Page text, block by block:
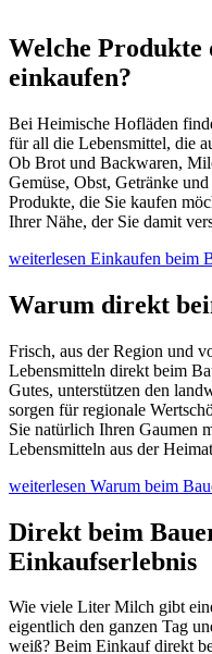
Welche
einkaufen?
Bei Heimische Hofläden
für all die Lebensmittel, die
Ob Brot und Backwaren,
Gemüse, Obst, Getränke
Produkte, die Sie kaufen
Ihrer Nähe, der Sie damit
weiterlesen Einkaufen beim
Warum direkt
Frisch, aus der Region und
Lebensmitteln direkt beim
Gutes, unterstützen den
sorgen für regionale
Sie natürlich Ihren Gaumen
Lebensmitteln aus der
weiterlesen Warum beim
Direkt beim
Einkaufserlebnis
Wie viele Liter Milch gibt
eigentlich den ganzen Tag
weiß? Beim Einkauf direkt